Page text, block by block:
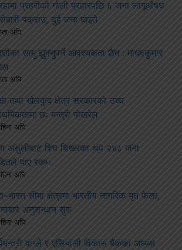
प्रहरीको गोली प्रहारपछि ६ जना लागूऔषध
पक्राउ, दुई जना घाइते
अघि
सामु झुक्नुपर्ने आवश्यकता छैन : माधवकुमार
अघि
तथा खेलकुद क्षेत्र सरकारको उच्च
छः मन्त्री पोखरेल
अघि
असुलीबाट शिव शिखरका थप २४८ जना
पाए रकम
अघि
सीमा क्षेत्रमा भारतीय नागरिक मृत फेला,
अनुसन्धान सुरु
अघि
वाग्ले र एसियाली विकास बैंकका अध्यक्ष